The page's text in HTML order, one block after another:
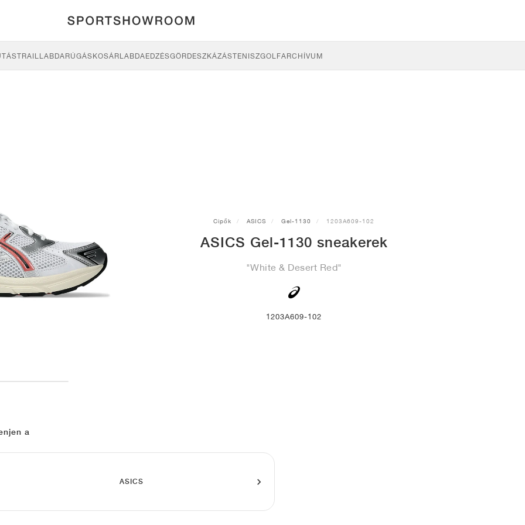
TRAILLABDARÚGÁSKOSÁRLABDAEDZÉSGÖRDESZKÁZÁSTENISZGOLFARCHÍVUM
Cipők ASICS Gel-1130 1203A609-102
ASICS Gel-1130 sneakerek
"White & Desert Red"
1203A609-102
a
ASICS